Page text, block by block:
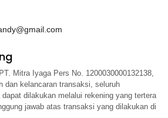
Mitra Iyaga Pers No. 1200030000132138,
dan kelancaran transaksi, seluruh
dilakukan melalui rekening yang tertera
jawab atas transaksi yang dilakukan di